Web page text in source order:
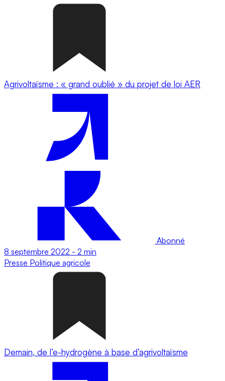
Agrivoltaïsme : « grand oublié » du projet de loi AER
Abonné
8 septembre 2022 - 2 min
Presse Politique agricole
Demain, de l’e-hydrogène à base d’agrivoltaïsme